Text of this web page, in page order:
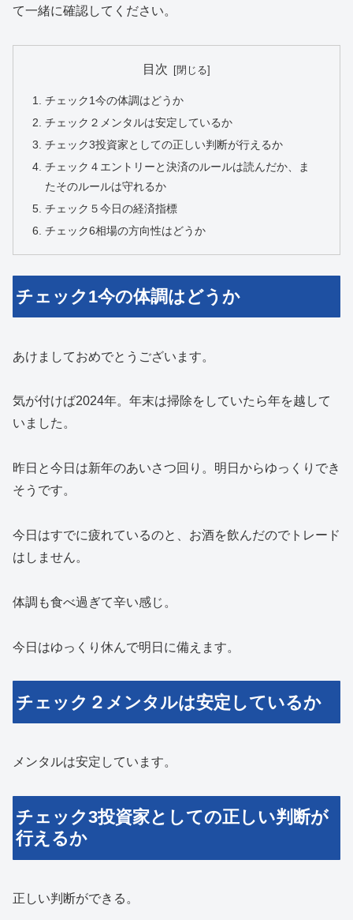
て一緒に確認してください。
目次
チェック1今の体調はどうか
チェック２メンタルは安定しているか
チェック3投資家としての正しい判断が行えるか
チェック４エントリーと決済のルールは読んだか、ま
たそのルールは守れるか
チェック５今日の経済指標
チェック6相場の方向性はどうか
チェック1今の体調はどうか
あけましておめでとうございます。
気が付けば2024年。年末は掃除をしていたら年を越して
いました。
昨日と今日は新年のあいさつ回り。明日からゆっくりでき
そうです。
今日はすでに疲れているのと、お酒を飲んだのでトレード
はしません。
体調も食べ過ぎて辛い感じ。
今日はゆっくり休んで明日に備えます。
チェック２メンタルは安定しているか
メンタルは安定しています。
チェック3投資家としての正しい判断が
行えるか
正しい判断ができる。